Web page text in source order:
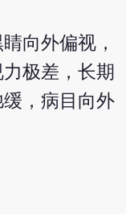
向外偏视，
极差，长期
，病目向外